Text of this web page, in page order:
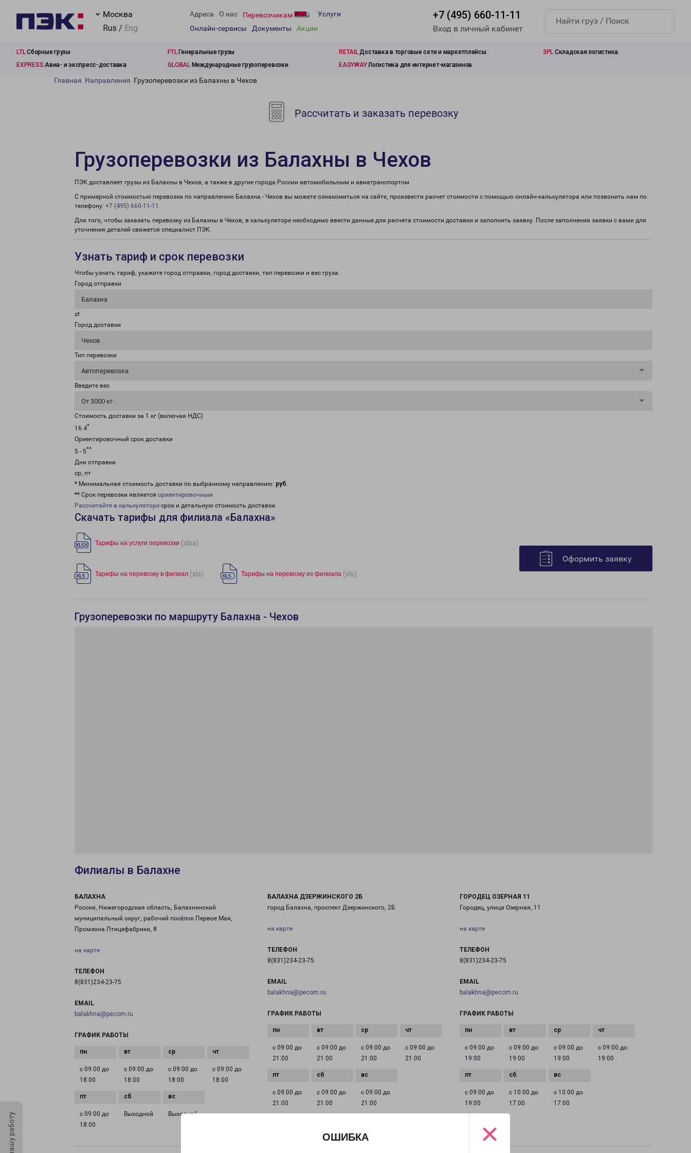
ОШИБКА ×
Москва
Rus / Eng
Адреса О нас Перевозчикам
Услуги
Онлайн-сервисы
Документы Акции
+7 (495) 660-11-11
Вход в личный кабинет
LTLСборные грузы FTLГенеральные грузы RETAILДоставка в торговые сети и маркетплейсы 3PL Складская логистика
EXPRESS Авиа- и экспресс-доставка GLOBALМеждународные грузоперевозки EASYWAYЛогистика для интернет-магазинов
Главная Направления Грузоперевозки из Балахны в Чехов
Рассчитать и заказать перевозку
Грузоперевозки из Балахны в Чехов
ПЭК доставляет грузы из Балахны в Чехов, а также в другие города России автомобильным и авиатранспортом.
С примерной стоимостью перевозки по направлению Балахна - Чехов вы можете ознакомиться на сайте, произвести расчет стоимости с помощью онлайн-калькулятора или позвонить нам по
телефону: +7 (495) 660-11-11 .
Для того, чтобы заказать перевозку из Балахны в Чехов, в калькуляторе необходимо ввести данные для расчета стоимости доставки и заполнить заявку. После заполнения заявки с вами для
уточнения деталей свяжется специалист ПЭК.
Узнать тариф и срок перевозки
Чтобы узнать тариф, укажите город отправки, город доставки, тип перевозки и вес груза.
Город отправки
Балахна
⇄
Город доставки
Чехов
Тип перевозки
Автоперевозка
Введите вес
От 3000 кг
Стоимость доставки за 1 кг (включая НДС)
16.4*
Ориентировочный срок доставки
5 - 5**
Дни отправки
ср, пт
* Минимальная стоимость доставки по выбранному направлению: руб.
** Срок перевозки является ориентировочным
Рассчитайте в калькуляторе срок и детальную стоимость доставки.
Скачать тарифы для филиала «Балахна»
Тарифы на услуги перевозки (xlsx)
Тарифы на перевозку в филиал (xls) Тарифы на перевозку из филиала (xls)
Оформить заявку
Грузоперевозки по маршруту Балахна - Чехов
Филиалы в Балахне
БАЛАХНА
Россия, Нижегородская область, Балахнинский
муниципальный округ, рабочий посёлок Первое Мая,
Промзона Птицефабрики, 8
на карте
ТЕЛЕФОН
8(831)234-23-75
EMAIL
balakhna@pecom.ru
ГРАФИК РАБОТЫ
с 09:00 до
18:00
с 09:00 до
18:00
с 09:00 до
18:00
с 09:00 до
18:00
с 09:00 до
18:00
Выходной Выходной
БАЛАХНА ДЗЕРЖИНСКОГО 2Б
город Балахна, проспект Дзержинского, 2Б
на карте
ТЕЛЕФОН
8(831)234-23-75
EMAIL
balakhna@pecom.ru
ГРАФИК РАБОТЫ
с 09:00 до
21:00
с 09:00 до
21:00
с 09:00 до
21:00
с 09:00 до
21:00
с 09:00 до
21:00
с 09:00 до
21:00
с 09:00 до
21:00
ГОРОДЕЦ ОЗЕРНАЯ 11
Городец, улица Озерная, 11
на карте
ТЕЛЕФОН
8(831)234-23-75
EMAIL
balakhna@pecom.ru
ГРАФИК РАБОТЫ
с 09:00 до
19:00
с 09:00 до
19:00
с 09:00 до
19:00
с 09:00 до
19:00
с 09:00 до
19:00
с 10:00 до
17:00
с 10:00 до
17:00